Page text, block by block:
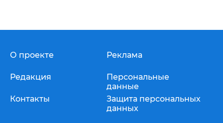
О проекте
Редакция
Контакты
Реклама
Персональные
данные
Защита персональных
данных